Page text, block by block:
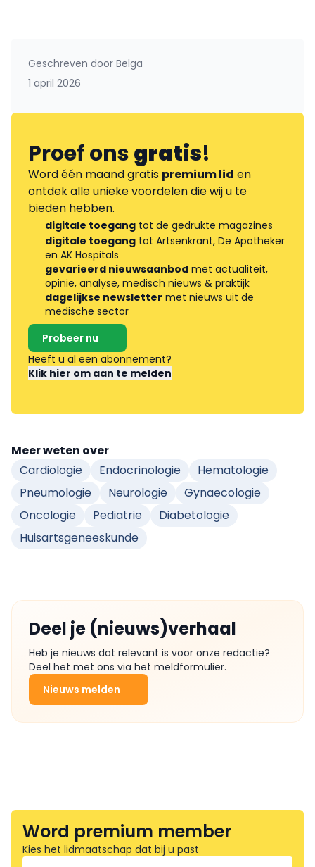
Geschreven door Belga
1 april 2026
Proef onsgratis!
Word één maand gratis premium lid en
ontdek alle unieke voordelen die wij u te
bieden hebben.
digitale toegang tot de gedrukte magazines
digitale toegang tot Artsenkrant, De Apotheker
en AK Hospitals
gevarieerd nieuwsaanbod met actualiteit,
opinie, analyse, medisch nieuws & praktijk
dagelijkse newsletter met nieuws uit de
medische sector
Probeer nu
Heeft u al een abonnement?
Klik hier om aan te melden
Meer weten over
Cardiologie
Endocrinologie
Hematologie
Pneumologie
Neurologie
Gynaecologie
Oncologie
Pediatrie
Diabetologie
Huisartsgeneeskunde
Deel je (nieuws)verhaal
Heb je nieuws dat relevant is voor onze redactie?
Deel het met ons via het meldformulier.
Nieuws melden
Word premium member
Kies het lidmaatschap dat bij u past